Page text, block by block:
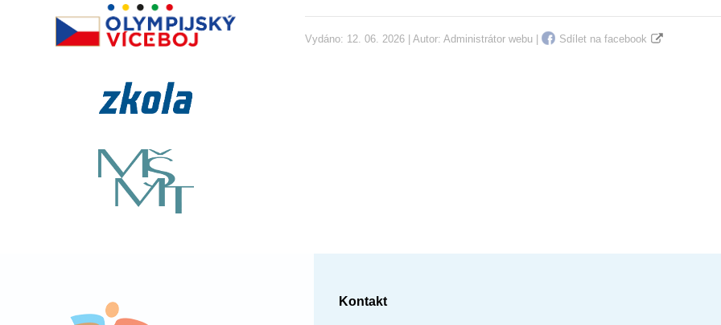
Vydáno: 12. 06. 2026 | Autor: Administrátor webu| Sdílet na facebook
Kontakt